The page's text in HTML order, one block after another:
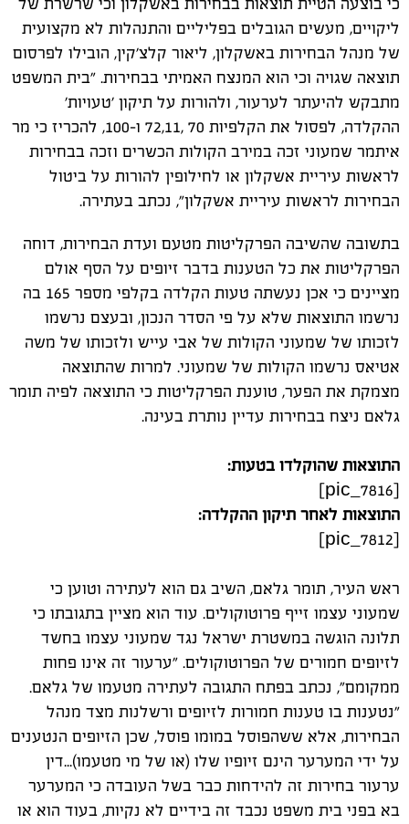
ליקויים, מעשים הגובלים בפליליים והתנהלות לא מקצועית
של מנהל הבחירות באשקלון, ליאור קלצ'קין, הובילו לפרסום
תוצאה שגויה וכי הוא המנצח האמיתי בבחירות. "בית המשפט
מתבקש להיעתר לערעור, ולהורות על תיקון 'טעויות'
ההקלדה, לפסול את הקלפיות 70 ,72,11 ו-100, להכריז כי מר
איתמר שמעוני זכה במירב הקולות הכשרים וזכה בבחירות
לראשות עיריית אשקלון או לחילופין להורות על ביטול
הבחירות לראשות עיריית אשקלון", נכתב בעתירה.
בתשובה שהשיבה הפרקליטות מטעם ועדת הבחירות, דוחה
הפרקליטות את כל הטענות בדבר זיופים על הסף אולם
מציינים כי אכן נעשתה טעות הקלדה בקלפי מספר 165 בה
נרשמו התוצאות שלא על פי הסדר הנכון, ובעצם נרשמו
לזכותו של שמעוני הקולות של אבי עייש ולזכותו של משה
אטיאס נרשמו הקולות של שמעוני. למרות שהתוצאה
מצמקת את הפער, טוענת הפרקליטות כי התוצאה לפיה תומר
גלאם ניצח בבחירות עדיין נותרת בעינה.
התוצאות שהוקלדו בטעות:
[pic_7816]
התוצאות לאחר תיקון ההקלדה:
[pic_7812]
ראש העיר, תומר גלאם, השיב גם הוא לעתירה וטוען כי
שמעוני עצמו זייף פרוטוקולים. עוד הוא מציין בתגובתו כי
תלונה הוגשה במשטרת ישראל נגד שמעוני עצמו בחשד
לזיופים חמורים של הפרוטוקולים. "ערעור זה אינו פחות
ממקומם", נכתב בפתח התגובה לעתירה מטעמו של גלאם.
"נטענות בו טענות חמורות לזיופים ורשלנות מצד מנהל
הבחירות, אלא ששהפוסל במומו פוסל, שכן הזיופים הנטענים
על ידי המערער הינם זיופיו שלו (או של מי מטעמו)...דין
ערעור בחירות זה להידחות כבר בשל העובדה כי המערער
בא בפני בית משפט נכבד זה בידיים לא נקיות, בעוד הוא או